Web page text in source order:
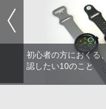
初心者の方におくる
認したい10のこと